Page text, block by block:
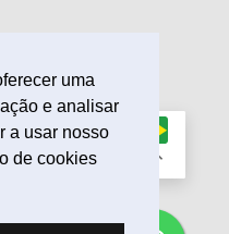
uma
e analisar
a usar nosso
de cookies